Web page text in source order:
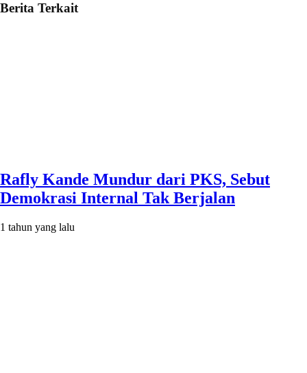
Berita Terkait
Rafly Kande Mundur dari PKS, Sebut
Demokrasi Internal Tak Berjalan
1 tahun yang lalu